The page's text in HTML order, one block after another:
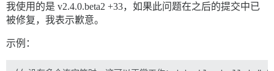
我使用的是 v2.4.0.beta2 +33，如果此问题在之后的提交中已
被修复，我表示歉意。
示例：